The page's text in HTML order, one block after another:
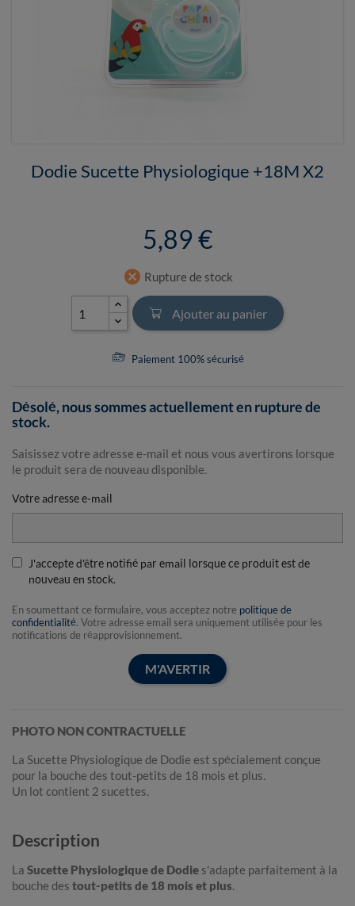
Dodie Sucette Physiologique +18M X2
5,89 €
cancel Rupture de stock
Ajouter au panier
Paiement 100% sécurisé
Désolé, nous sommes actuellement en rupture de
stock.
Saisissez votre adresse e-mail et nous vous avertirons lorsque
le produit sera de nouveau disponible.
Votre adresse e-mail
J'accepte d'être notifié par email lorsque ce produit est de
nouveau en stock.
En soumettant ce formulaire, vous acceptez notre politique de
confidentialité. Votre adresse email sera uniquement utilisée pour les
notifications de réapprovisionnement.
M'AVERTIR
PHOTO NON CONTRACTUELLE
La Sucette Physiologique de Dodie est spécialement conçue
pour la bouche des tout-petits de 18 mois et plus.
Un lot contient 2 sucettes.
Description
La Sucette Physiologique de Dodie s'adapte parfaitement à la
bouche des tout-petits de 18 mois et plus.